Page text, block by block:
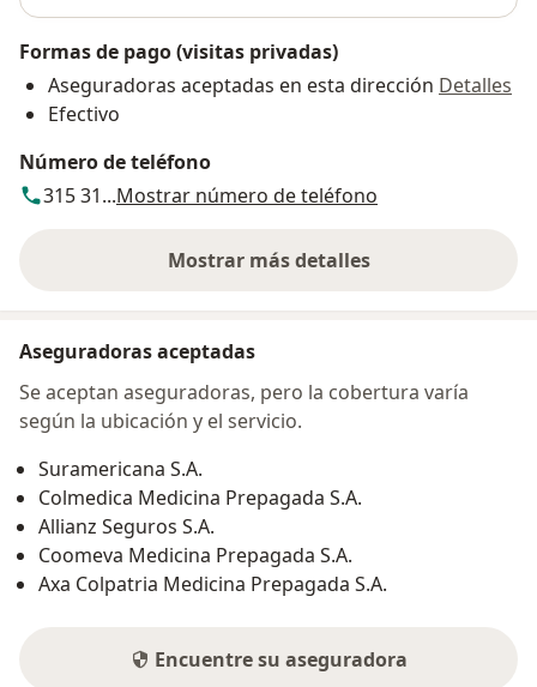
Formas de pago (visitas privadas)
Aseguradoras aceptadas en esta dirección Detalles
Efectivo
Número de teléfono
315 31...Mostrar número de teléfono
Mostrar más detalles
sobre la dirección
Aseguradoras aceptadas
Se aceptan aseguradoras, pero la cobertura varía
según la ubicación y el servicio.
Suramericana S.A.
Colmedica Medicina Prepagada S.A.
Allianz Seguros S.A.
Coomeva Medicina Prepagada S.A.
Axa Colpatria Medicina Prepagada S.A.
Encuentre su aseguradora